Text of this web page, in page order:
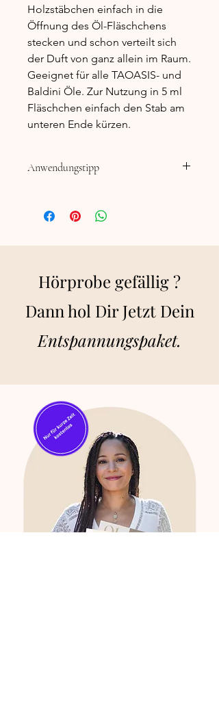
Holzstäbchen einfach in die
Öffnung des Öl-Fläschchens
stecken und schon verteilt sich
der Duft von ganz allein im Raum.
Geeignet für alle TAOASIS- und
Baldini Öle. Zur Nutzung in 5 ml
Fläschchen einfach den Stab am
unteren Ende kürzen.
Anwendungstipp
des Öl-Fläschchens stecken und
schon verteilt sich der Duft von ganz
Hörprobe gefällig ?
Dann hol Dir Jetzt Dein
Entspannungspaket.